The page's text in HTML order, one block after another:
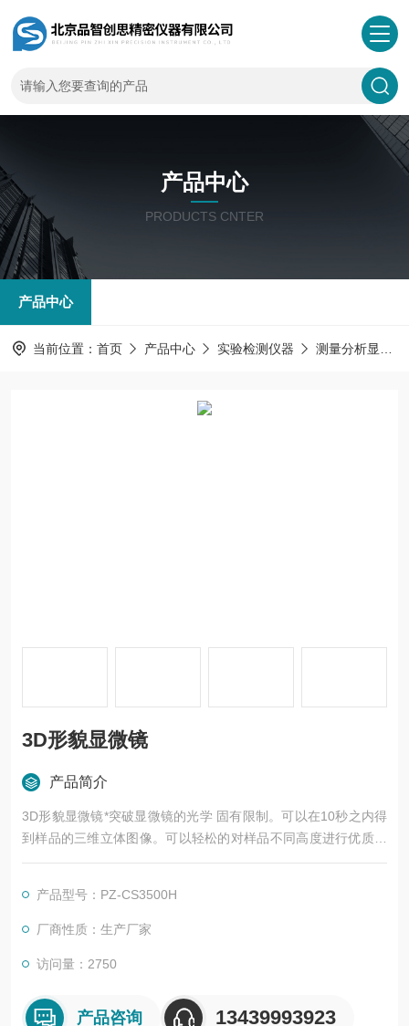
产品中心
PRODUCTS CNTER
产品中心
当前位置： 首页 产品中心 实验检测仪器 测量分析显微镜
3D形貌显微镜
产品简介
3D形貌显微镜*突破显微镜的光学 固有限制。可以在10秒之内得
到样品的三维立体图像。可以轻松的对样品不同高度进行优质成
像，得到平面优质图片，继而构建3D模型，并通过智能测量模
时，本系统还提供共焦点云的全自由度模型三维观察使得用户能
够从任意角度观察样品，系统通过一体化的设计，可以实现高速
产品型号：PZ-CS3500H
厂商性质：生产厂家
访问量：2750
产品咨询 13439993923